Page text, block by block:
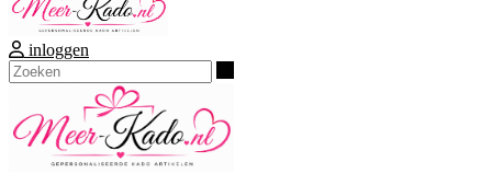
inloggen